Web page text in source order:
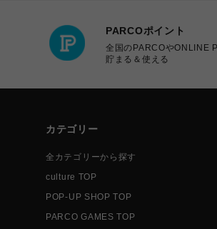
PARCOポイント
全国のPARCOやONLINE
貯まる＆使える
カテゴリー
全カテゴリーから探す
culture TOP
POP-UP SHOP TOP
PARCO GAMES TOP